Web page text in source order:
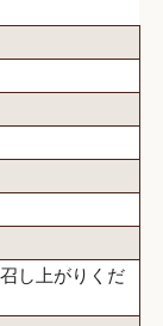
し上がりくだ